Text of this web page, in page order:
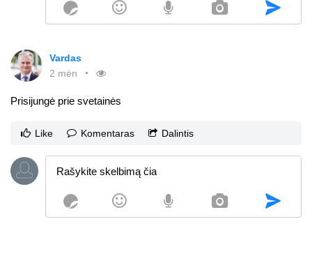
Vardas
2 mėn
Prisijungė prie svetainės
Like Komentaras Dalintis